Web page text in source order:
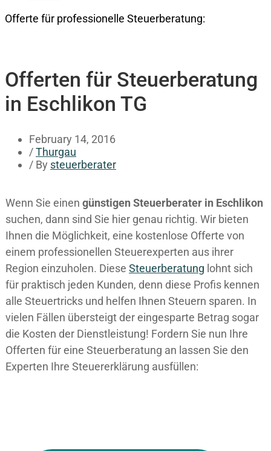
Offerte für professionelle Steuerberatung:
Offerten für Steuerberatung
in Eschlikon TG
February 14, 2016
/Thurgau
/ By steuerberater
Wenn Sie einen günstigen Steuerberater in Eschlikon
suchen, dann sind Sie hier genau richtig. Wir bieten
Ihnen die Möglichkeit, eine kostenlose Offerte von
einem professionellen Steuerexperten aus ihrer
Region einzuholen. Diese Steuerberatung lohnt sich
für praktisch jeden Kunden, denn diese Profis kennen
alle Steuertricks und helfen Ihnen Steuern sparen. In
vielen Fällen übersteigt der eingesparte Betrag sogar
die Kosten der Dienstleistung! Fordern Sie nun Ihre
Offerten für eine Steuerberatung an lassen Sie den
Experten Ihre Steuererklärung ausfüllen: